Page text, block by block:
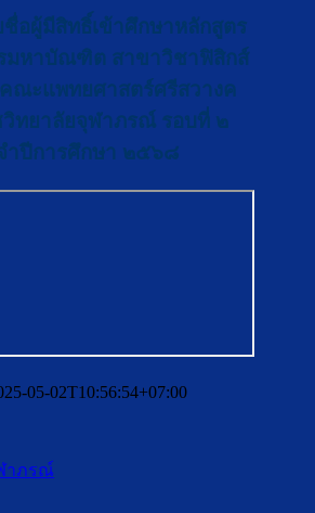
ชื่อผู้มีสิทธิ์เข้าศึกษาหลักสูตร
มหาบัณฑิต สาขาวิชาฟิสิกส์
ณะแพทยศาสตร์ศรีสวางค
ทยาลัยจุฬาภรณ์ รอบที่ ๒
ำปีการศึกษา ๒๕๖๘
05-02T10:56:54+07:00
าภรณ์